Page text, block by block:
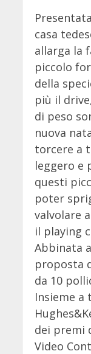
casa
allarga la
piccolo
della
più il
di peso
nuova
torcere a
leggero e
questi
poter
valvolare
il playing
Abbinata
proposta
da 10
Insieme
dei premi
Video